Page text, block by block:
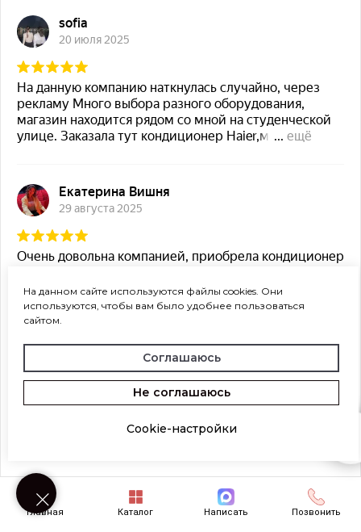
Главная Каталог Написать Позвонить
Возникли вопросы? Напишите нам!
На данном сайте используются файлы cookies. Они
используются, чтобы вам было удобнее пользоваться
сайтом.
Соглашаюсь
Не соглашаюсь
Cookie-настройки